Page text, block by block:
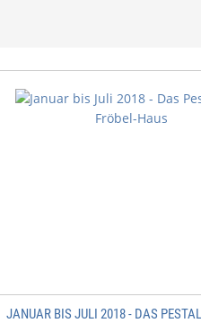
JANUAR BIS JULI 2018 - DAS